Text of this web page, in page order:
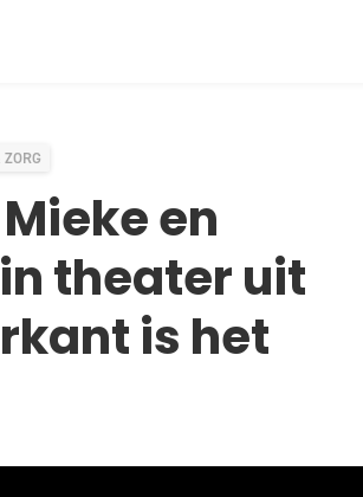
en
theater uit
is het